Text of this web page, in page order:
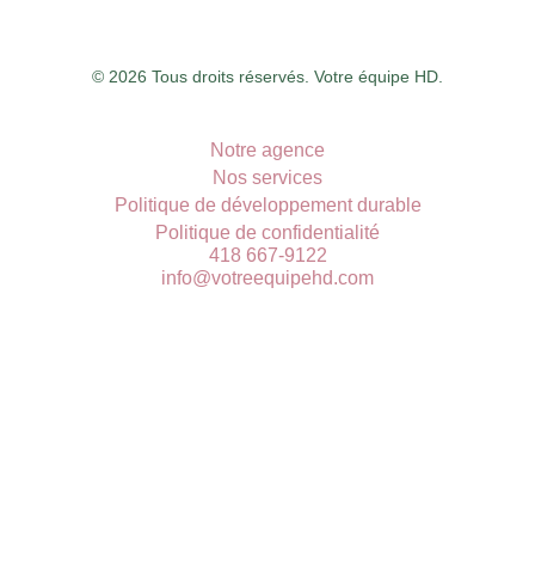
© 2026 Tous droits réservés. Votre équipe HD.
Notre agence
Nos services
Politique de développement durable
Politique de confidentialité
418 667-9122
info@votreequipehd.com